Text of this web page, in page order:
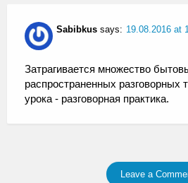
Sabibkus says: 19.08.2016 at
Затрагивается множество
распространенных разговорных
урока - разговорная практика.
Leave a